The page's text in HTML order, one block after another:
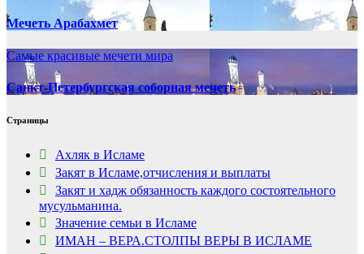
Мечеть Арабахмет
Самые красивые мечети мира
Санкт-Петербургская соборная мечеть
Страницы
Ахляк в Исламе
Закят в Исламе,отчисления и выплаты
Закят и хадж обязанность каждого состоятельного
мусульманина.
Значение семьи в Исламе
ИМАН – ВЕРА.СТОЛПЫ ВЕРЫ В ИСЛАМЕ